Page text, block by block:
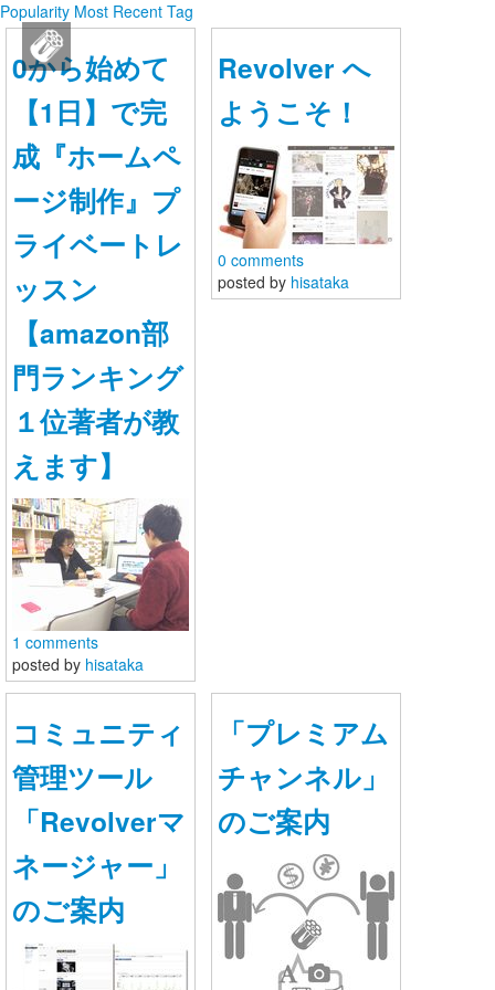
WordPressプライベートレッスンサポートコミュニティーJapan
ログイン
新規登録
ストリーム
HOT
TAGS
その他
このコミュニティについて
ヘルプ
利用規約
プライバシーポリシー
お問い合わせ
Popularity Most Recent Tag
0から始めて
【1日】で完
成『ホームペ
ージ制作』プ
ライベートレ
ッスン
【amazon部
門ランキング
１位著者が教
えます】
1 comments
posted by hisataka
Revolver へ
ようこそ！
0 comments
posted by hisataka
コミュニティ
管理ツール
「Revolverマ
ネージャー」
のご案内
「プレミアム
チャンネル」
のご案内
WordPressプライベートレッス
ンサポートコミュニティー
Japan
原久鷹のWordPressプライベートレッスン卒業生のサポ